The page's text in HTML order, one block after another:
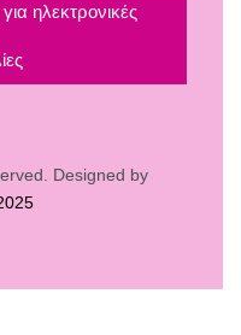
ηλεκτρονικές
Designed by